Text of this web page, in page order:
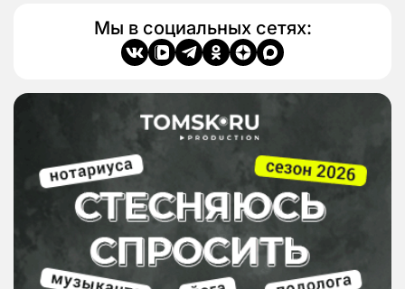
Мы в социальных сетях: